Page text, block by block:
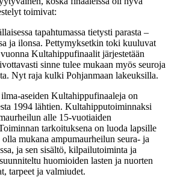
toimivat:
tapahtumassa tietysti parasta –
ja ilonsa. Pettymyksetkin toki kuuluvat
Kultahippufinaalit järjestetään
sinne tulee mukaan myös seuroja
Nyt raja kulki Pohjanmaan lakeuksilla.
aseiden Kultahippufinaaleja on
1994 lähtien. Kultahipputoiminnaksi
alle 15-vuotiaiden
tarkoituksena on luoda lapsille
mukana ampumaurheilun seura- ja
ja sen sisältö, kilpailutoiminta ja
huomioiden lasten ja nuorten
tarpeet ja valmiudet.